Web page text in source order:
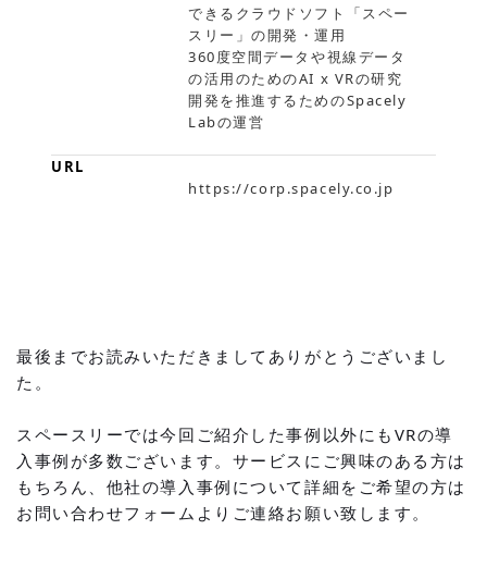
できるクラウドソフト「スペー
スリー」の開発・運用
360度空間データや視線データ
の活用のためのAI x VRの研究
開発を推進するためのSpacely
Labの運営
URL
https://corp.spacely.co.jp
最後までお読みいただきましてありがとうございまし
た。
スペースリーでは今回ご紹介した事例以外にもVRの導
入事例が多数ございます。サービスにご興味のある方は
もちろん、他社の導入事例について詳細をご希望の方は
お問い合わせフォーム よりご連絡お願い致します。